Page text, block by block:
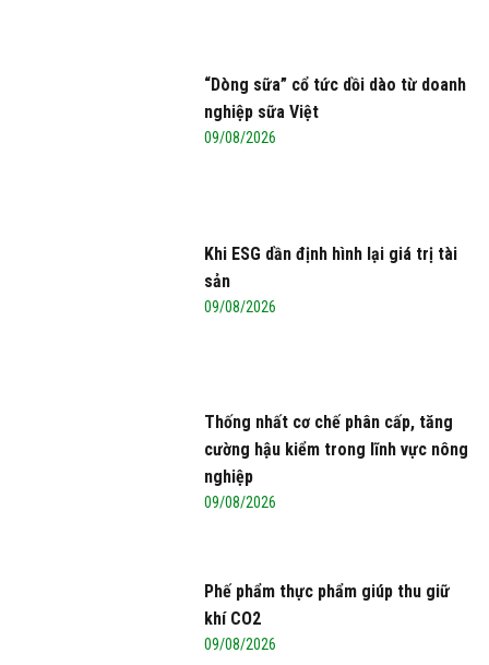
“Dòng sữa” cổ tức dồi dào từ doanh
nghiệp sữa Việt
09/08/2026
Khi ESG dần định hình lại giá trị tài
sản
09/08/2026
Thống nhất cơ chế phân cấp, tăng
cường hậu kiểm trong lĩnh vực nông
nghiệp
09/08/2026
Phế phẩm thực phẩm giúp thu giữ
khí CO2
09/08/2026